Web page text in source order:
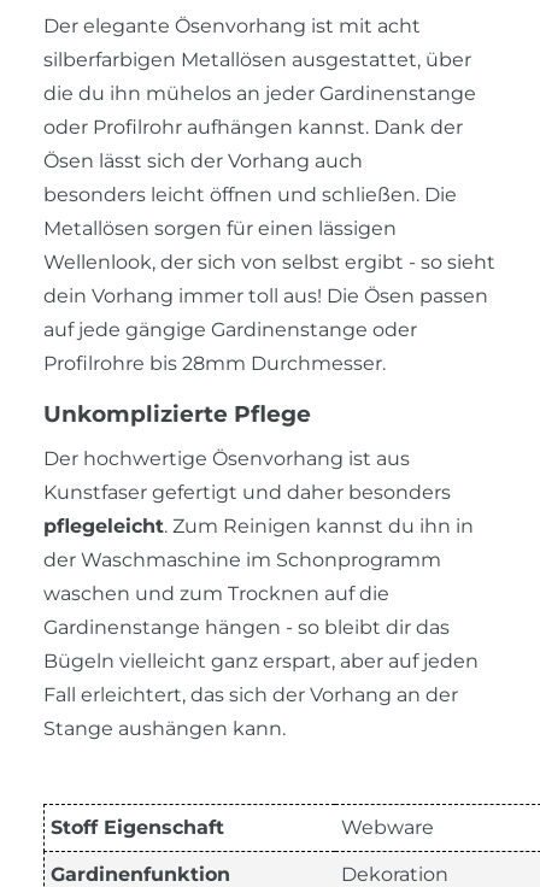
Der elegante Ösenvorhang ist mit acht
silberfarbigen Metallösen ausgestattet, über
die du ihn mühelos an jeder Gardinenstange
oder Profilrohr aufhängen kannst. Dank der
Ösen lässt sich der Vorhang auch
besonders leicht öffnen und schließen. Die
Metallösen sorgen für einen lässigen
Wellenlook, der sich von selbst ergibt - so sieht
dein Vorhang immer toll aus! Die Ösen passen
auf jede gängige Gardinenstange oder
Profilrohre bis 28mm Durchmesser.
Unkomplizierte Pflege
Der hochwertige Ösenvorhang ist aus
Kunstfaser gefertigt und daher besonders
pflegeleicht. Zum Reinigen kannst du ihn in
der Waschmaschine im Schonprogramm
waschen und zum Trocknen auf die
Gardinenstange hängen - so bleibt dir das
Bügeln vielleicht ganz erspart, aber auf jeden
Fall erleichtert, das sich der Vorhang an der
Stange aushängen kann.
Stoff Eigenschaft Webware
Gardinenfunktion Dekoration